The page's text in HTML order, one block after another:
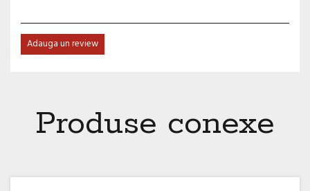
Adauga un review
Produse conexe